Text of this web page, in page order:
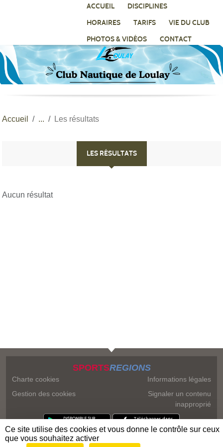
ACCUEIL
DISCIPLINES
HORAIRES
TARIFS
VIE DU CLUB
PHOTOS & VIDÉOS
CONTACT
Accueil Les résultats
LES RÉSULTATS
Aucun résultat
SPORTSREGIONS
Charte cookies
Gestion des cookies
Informations légales
Signaler un contenu
inapproprié
Panneau de gestion des cookies
Ce site utilise des cookies et vous donne le contrôle sur ceux
que vous souhaitez activer